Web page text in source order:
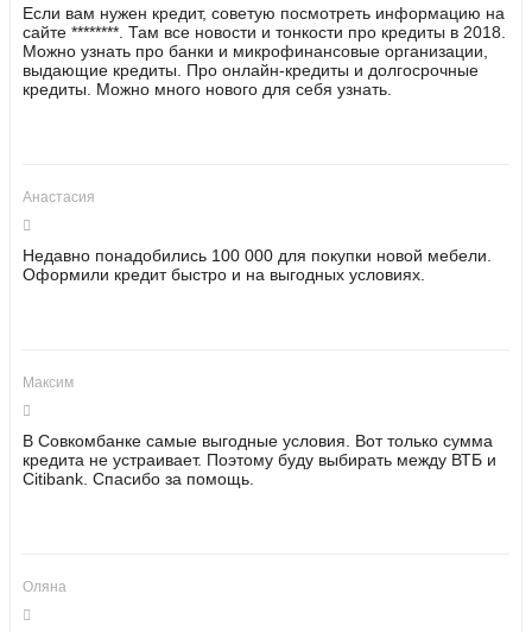
Если вам нужен кредит, советую посмотреть информацию на
сайте ********. Там все новости и тонкости про кредиты в 2018.
Можно узнать про банки и микрофинансовые организации,
выдающие кредиты. Про онлайн-кредиты и долгосрочные
кредиты. Можно много нового для себя узнать.
Анастасия
Недавно понадобились 100 000 для покупки новой мебели.
Оформили кредит быстро и на выгодных условиях.
Максим
В Совкомбанке самые выгодные условия. Вот только сумма
кредита не устраивает. Поэтому буду выбирать между ВТБ и
Citibank. Спасибо за помощь.
Оляна